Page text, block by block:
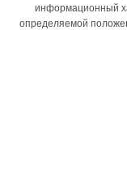
информационный
определяемой